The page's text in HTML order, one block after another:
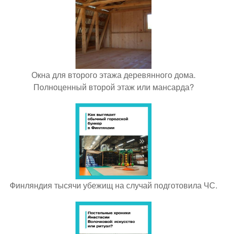
Окна для второго этажа деревянного дома.
Полноценный второй этаж или мансарда?
Финляндия тысячи убежищ на случай подготовила ЧС.